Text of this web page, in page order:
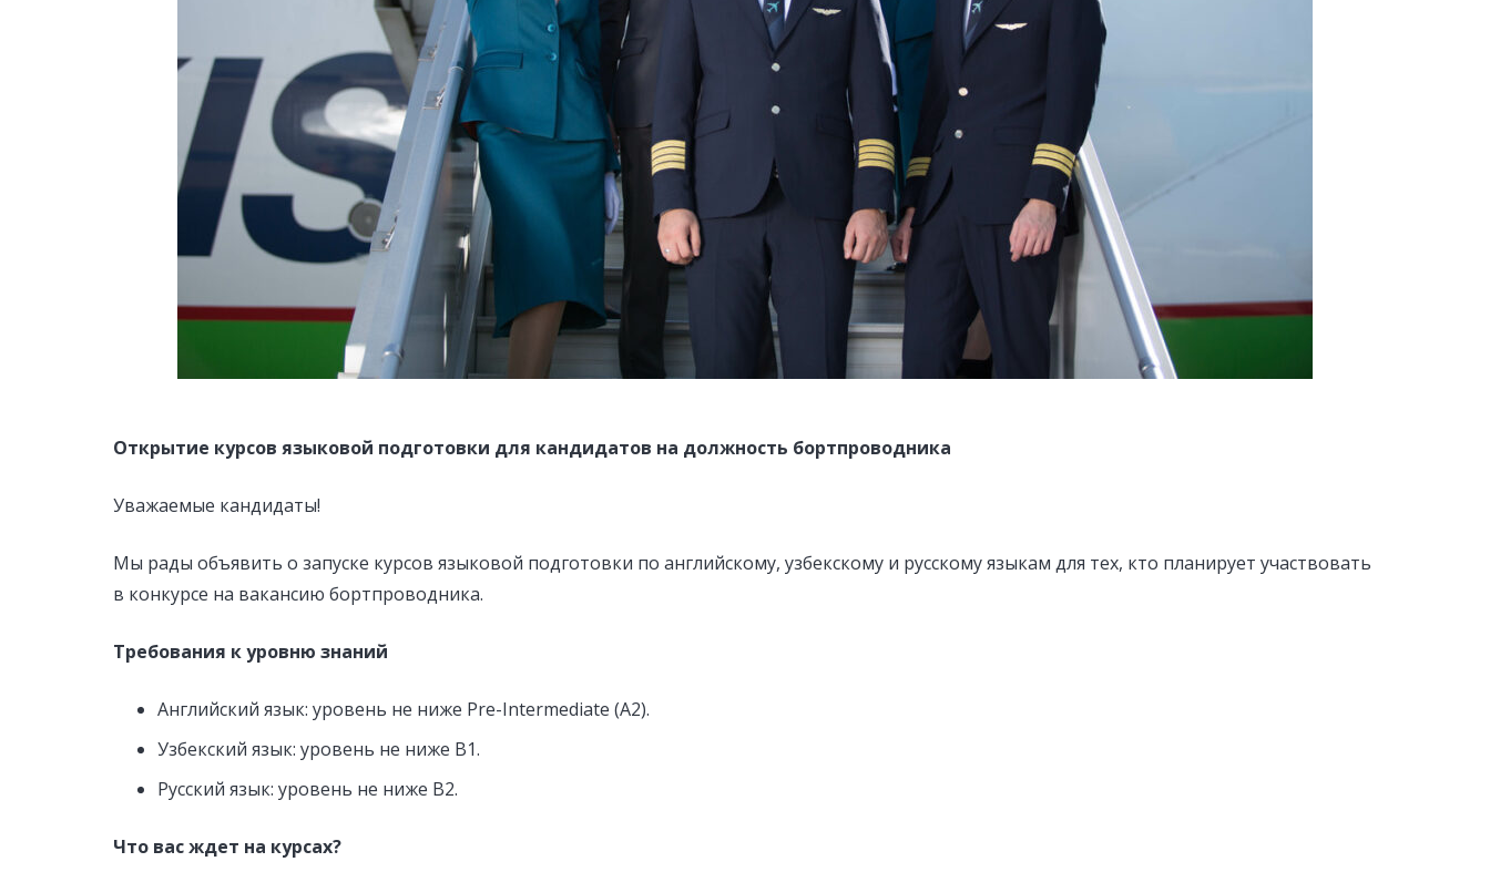
Открытие курсов языковой подготовки для кандидатов на должность бортпроводника
Уважаемые кандидаты!
Мы рады объявить о запуске курсов языковой подготовки по английскому, узбекскому и русскому языкам для тех, кто планирует участвовать
в конкурсе на вакансию бортпроводника.
Требования к уровню знаний
Английский язык: уровень не ниже Pre-Intermediate (A2).
Узбекский язык: уровень не ниже B1.
Русский язык: уровень не ниже B2.
Что вас ждет на курсах?